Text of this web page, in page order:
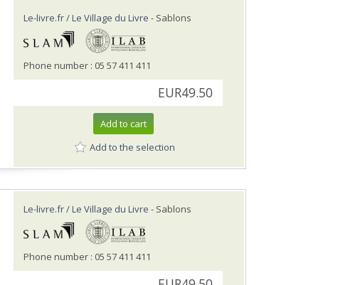
Le-livre.fr / Le Village du Livre - Sablons
Phone number : 05 57 411 411
EUR49.50
Add to cart
Add to the selection
Le-livre.fr / Le Village du Livre - Sablons
Phone number : 05 57 411 411